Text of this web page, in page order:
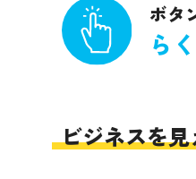
ボタ
ら
ビジネスを